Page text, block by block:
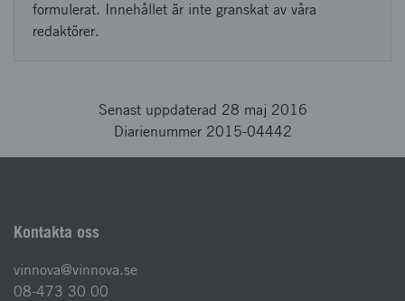
formulerat. Innehållet är inte granskat av våra
redaktörer.
Senast uppdaterad 28 maj 2016
Diarienummer 2015-04442
Kontakta oss
vinnova@vinnova.se
08-473 30 00